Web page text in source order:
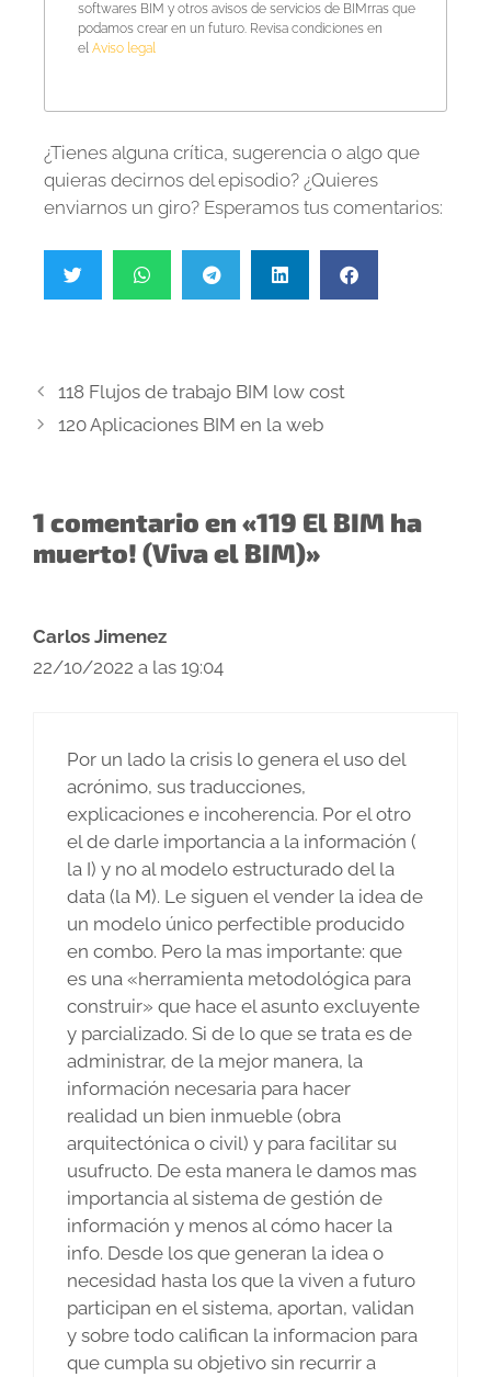
softwares BIM y otros avisos de servicios de BIMrras que
podamos crear en un futuro. Revisa condiciones en
el Aviso legal
¿Tienes alguna crítica, sugerencia o algo que
quieras decirnos del episodio? ¿Quieres
enviarnos un giro? Esperamos tus comentarios:
118 Flujos de trabajo BIM low cost
120 Aplicaciones BIM en la web
1 comentario en «119 El BIM ha
muerto! (Viva el BIM)»
Carlos Jimenez
22/10/2022 a las 19:04
Por un lado la crisis lo genera el uso del
acrónimo, sus traducciones,
explicaciones e incoherencia. Por el otro
el de darle importancia a la información (
la I) y no al modelo estructurado del la
data (la M). Le siguen el vender la idea de
un modelo único perfectible producido
en combo. Pero la mas importante: que
es una «herramienta metodológica para
construir» que hace el asunto excluyente
y parcializado. Si de lo que se trata es de
administrar, de la mejor manera, la
información necesaria para hacer
realidad un bien inmueble (obra
arquitectónica o civil) y para facilitar su
usufructo. De esta manera le damos mas
importancia al sistema de gestión de
información y menos al cómo hacer la
info. Desde los que generan la idea o
necesidad hasta los que la viven a futuro
participan en el sistema, aportan, validan
y sobre todo califican la informacion para
que cumpla su objetivo sin recurrir a